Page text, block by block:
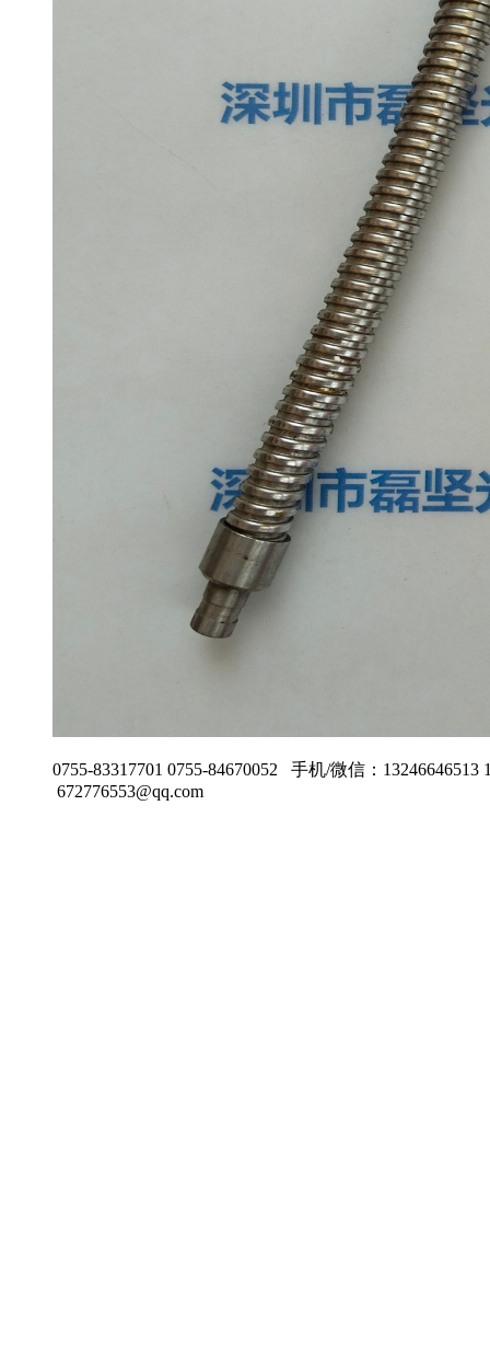
0755-83317701 0755-84670052 手机/微信：
672776553@qq.com